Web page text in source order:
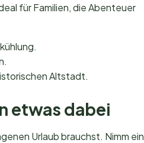
für Familien, die Abenteuer
Altstadt.
etwas dabei
Urlaub brauchst. Nimm ein